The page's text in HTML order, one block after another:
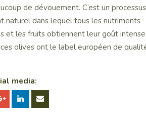
de dévouement. C’est un processus
naturel dans lequel tous les nutriments
et les fruits obtiennent leur goût intense.
olives ont le label européen de
media: